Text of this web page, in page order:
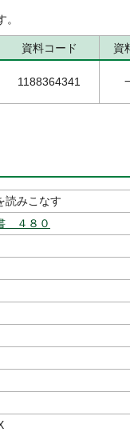
。
資料コード 資
1188364341
読みこなす
４８０